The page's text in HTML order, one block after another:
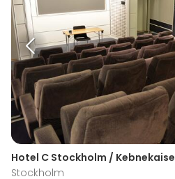
Hotel C Stockholm / Kebnekaise
Stockholm